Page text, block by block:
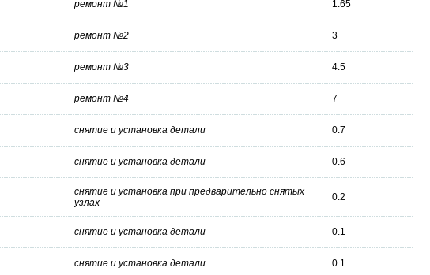
ремонт №1 1.65
ремонт №2 3
ремонт №3 4.5
ремонт №4 7
снятие и установка детали 0.7
снятие и установка детали 0.6
снятие и установка при предварительно снятых
узлах
0.2
снятие и установка детали 0.1
снятие и установка детали 0.1